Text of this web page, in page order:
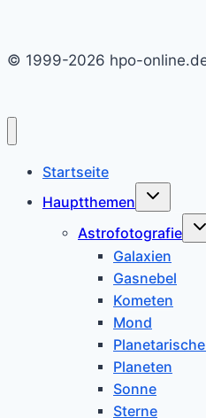
© 1999-2026 hpo-
Startseite
Hauptthemen
Untermenü
Astrofotografie
Galaxien
Gasnebel
Kometen
Mond
Planeten
Sonne
Sterne